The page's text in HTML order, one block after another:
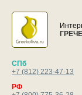
СПб
+7 (812) 223-47-13
РФ